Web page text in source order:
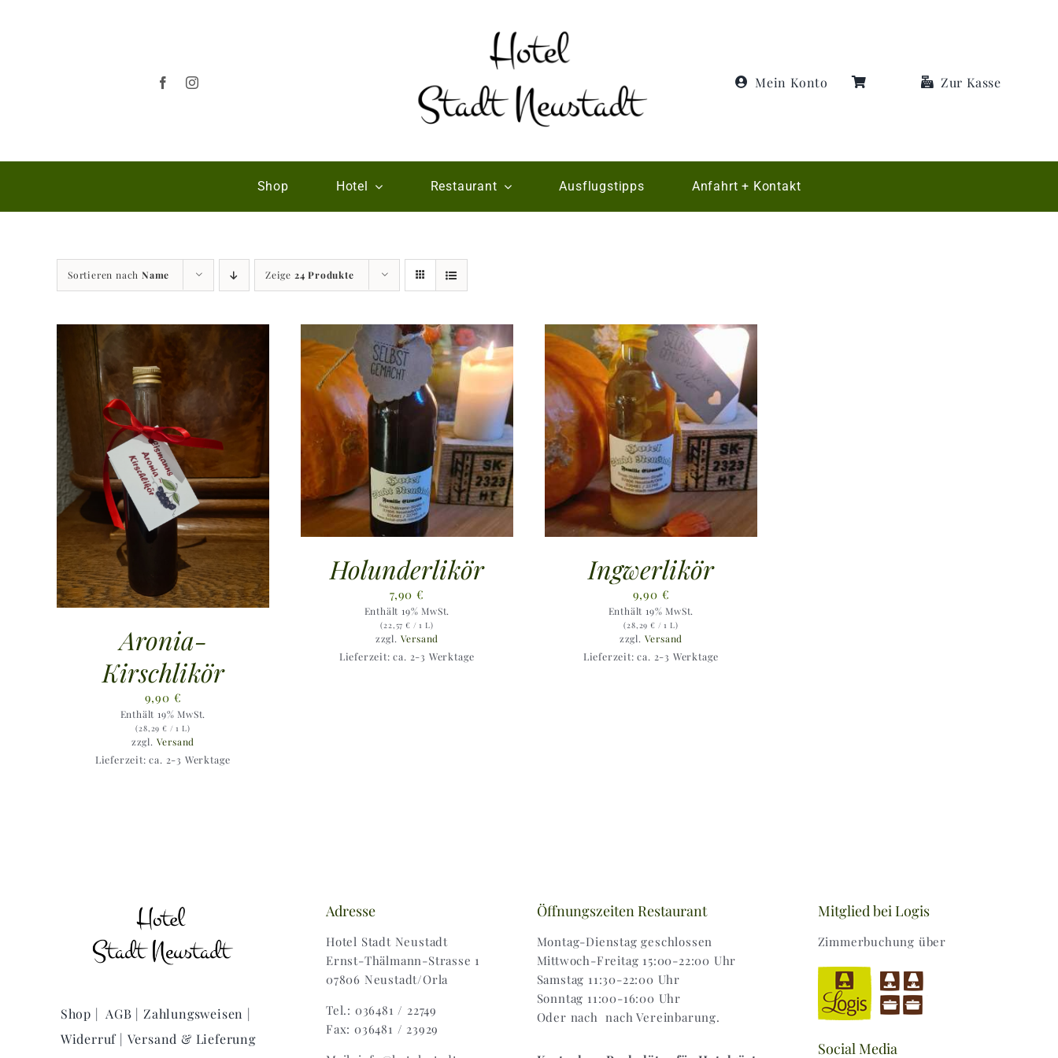
Mein Konto Zur Kasse
Shop Hotel Restaurant Ausflugstipps Anfahrt + Kontakt
Sortieren nach Name Zeige 24 Produkte
Aronia-
Kirschlikör
9,90 €
Enthält 19% MwSt.
(28,29€ / 1 L)
zzgl. Versand
Lieferzeit: ca. 2-3 Werktage
Holunderlikör
7,90€
Enthält 19% MwSt.
(22,57€ / 1 L)
zzgl. Versand
Lieferzeit: ca. 2-3 Werktage
Ingwerlikör
9,90 €
Enthält 19% MwSt.
(28,29€ / 1 L)
zzgl. Versand
Lieferzeit: ca. 2-3 Werktage
Shop | AGB | Zahlungsweisen |
Widerruf | Versand & Lieferung
Adresse
Hotel Stadt Neustadt
Ernst-Thälmann-Strasse 1
07806 Neustadt/Orla
Tel.: 036481 / 22749
Fax: 036481 / 23929
Öffnungszeiten Restaurant
Montag-Dienstag geschlossen
Mittwoch-Freitag 15:00-22:00 Uhr
Samstag 11:30-22:00 Uhr
Sonntag 11:00-16:00 Uhr
Oder nach nach Vereinbarung.
Mitglied bei Logis
Zimmerbuchung über
Social Media